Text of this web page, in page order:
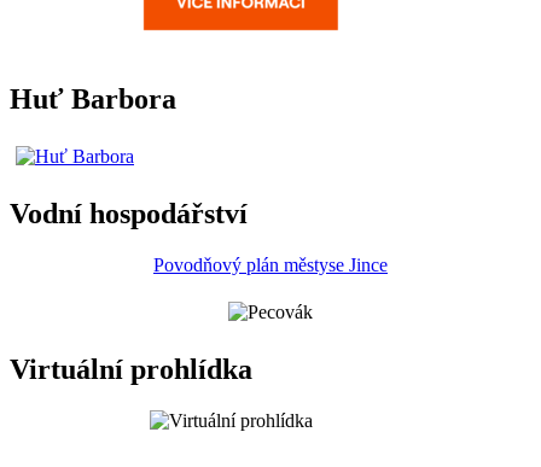
Huť Barbora
Vodní hospodářství
Povodňový plán městyse Jince
Virtuální prohlídka